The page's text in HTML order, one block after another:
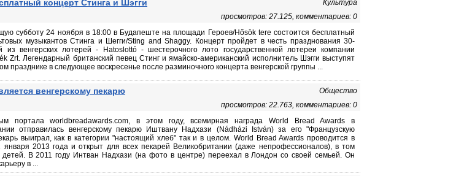
концерт Стинга и Шэгги
Культура
просмотров: 27.125, комментариев: 0
субботу 24 ноября в 18:00 в Будапеште на площади Героев/Hősök tere состоится бесплатный
музыкантов Стинга и Шегги/Sting and Shaggy. Концерт пройдет в честь празднования 30-
из венгерских лотерей - Hatoslottó - шестерочного лото государственной лотереи компании
Zrt. Легендарный британский певец Стинг и ямайско-американский исполнитель Шэгги выступят
празднике в следующее воскресенье после разминочного концерта венгерской группы ...
венгерскому пекарю
Общество
просмотров: 22.763, комментариев: 0
портала worldbreadawards.com, в этом году, всемирная награда World Bread Awards в
отправилась венгерскому пекарю Иштвану Надхази (Nádházi István) за его "Французскую
выиграл, как в категории "настоящий хлеб" так и в целом. World Bread Awards проводится в
2013 года и открыт для всех пекарей Великобритании (даже непрофессионалов), в том
В 2011 году Интван Надхази (на фото в центре) переехал в Лондон со своей семьей. Он
в ...